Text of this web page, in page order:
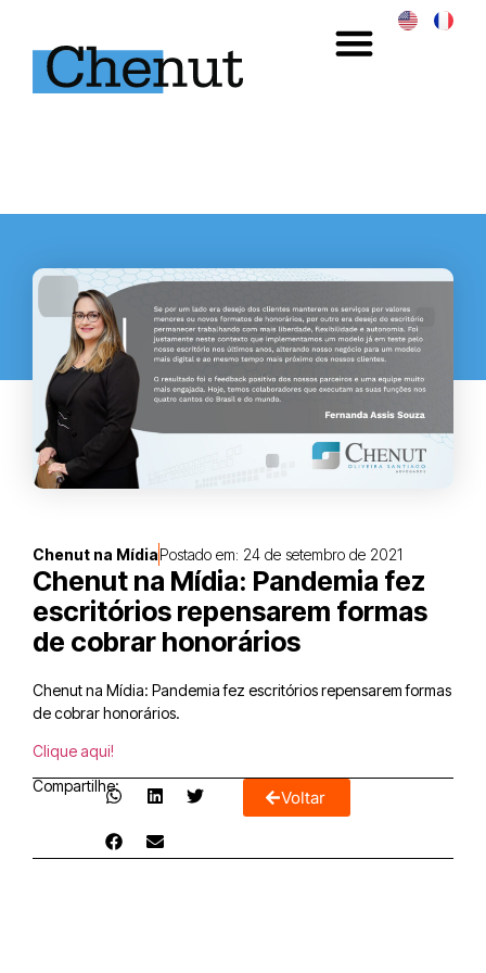
Chenut na MídiaPostado em: 24 de setembro de 2021
Chenut na Mídia: Pandemia fez
escritórios repensarem formas
de cobrar honorários
Chenut na Mídia: Pandemia fez escritórios repensarem formas
de cobrar honorários.
Clique aqui!
Compartilhe:
Voltar